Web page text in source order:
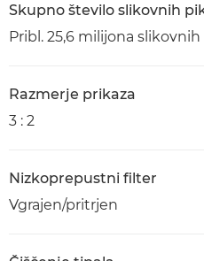
Skupno število slikovnih
Pribl. 25,6 milijona
Razmerje prikaza
3 : 2
Nizkoprepustni filter
Vgrajen/pritrjen